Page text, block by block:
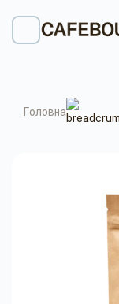
Головна